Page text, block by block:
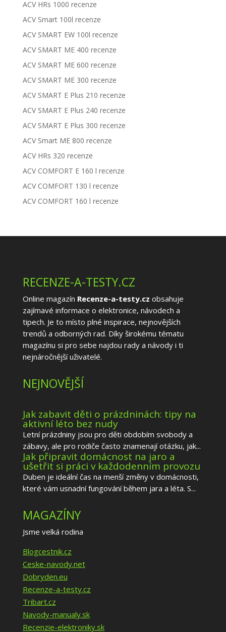
ACV HRs 1000 recenze
ACV Smart 100l recenze
ACV SMART EW 100l recenze
ACV SMART ME 400 recenze
ACV SMART ME 600 recenze
ACV SMART ME 300 recenze
ACV SMART E Plus 210 recenze
ACV SMART E Plus 240 recenze
ACV SMART E Plus 300 recenze
ACV Smart ME 800 recenze
ACV HRs 320 recenze
ACV COMFORT E 160 l recenze
ACV COMFORT 130 l recenze
ACV COMFORT 160 l recenze
RECENZE-A-TESTY.CZ
Online magazín Recenze-a-testy.cz obsahuje
zajímavé informace o elektronice, návodech a
tipech. Je to místo plné inspirace, nejnovějších
trendů a odborných rad. Díky širokému tématu
magazínu si pro sebe najdou rady a návody i ti
nejnáročnější uživatelé.
NEJNOVĚJŠÍ
Jak zabavit děti o prázdninách: tipy na
aktivní léto bez nudy
Letní prázdniny jsou pro děti obdobím svobody a
zábavy, ale pro rodiče často znamenají otázku, jak...
Jak připravit domácnost na jaro a
ušetřit si práci v každodenním provozu
Duben je ideální čas na menší změny v domácnosti,
které vám usnadní fungování během jara a léta. S...
MAGAZÍNY
Jsme velká rodina
Blogcestnik.cz
Ceske-navody.net
Dobryden.eu
Recenze-a-testy.cz
Tribart.cz
Navody-manualy.sk
Recenzie-elektroniky.sk